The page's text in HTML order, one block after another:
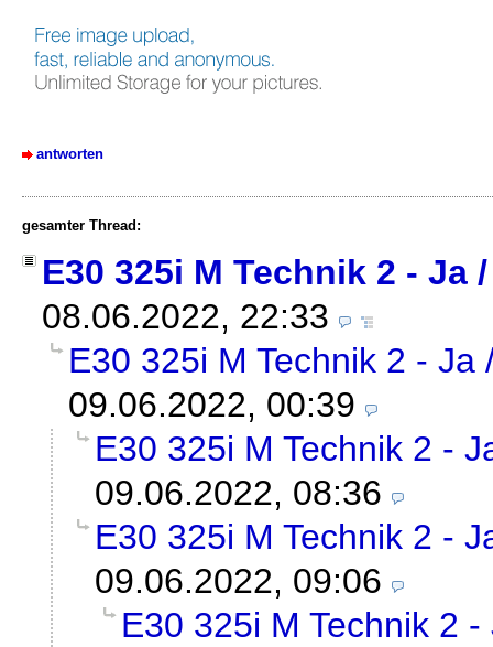
antworten
gesamter Thread:
E30 325i M Technik 2 - Ja
08.06.2022, 22:33
E30 325i M Technik 2 - Ja
09.06.2022, 00:39
E30 325i M Technik 2 -
09.06.2022, 08:36
E30 325i M Technik 2 -
09.06.2022, 09:06
E30 325i M Technik 2